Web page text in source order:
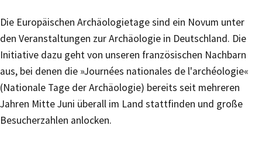
Die Europäischen Archäologietage sind ein Novum unter
den Veranstaltungen zur Archäologie in Deutschland. Die
Initiative dazu geht von unseren französischen Nachbarn
aus, bei denen die »Journées nationales de l'archéologie«
(Nationale Tage der Archäologie) bereits seit mehreren
Jahren Mitte Juni überall im Land stattfinden und große
Besucherzahlen anlocken.